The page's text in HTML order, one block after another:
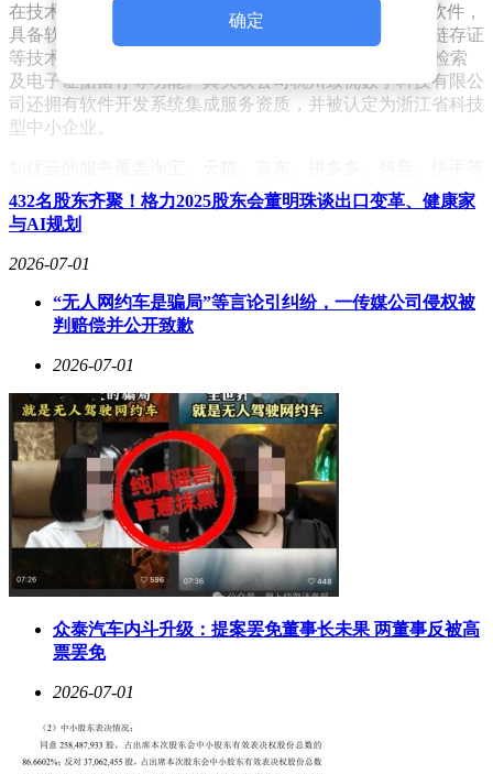
在技术工具方面，知优云自主研发了“知数擎”数据监控软件，
具备软件著作权。该软件通过大数据、图片识别、区块链存证
等技术，实现品牌铺货信息整理、价格监测、SKU数据检索
及电子证据留存等功能。其关联公司杭州致优数字科技有限公
司还拥有软件开发系统集成服务资质，并被认定为浙江省科技
型中小企业。
主流电商平台，提供从监测、沟通、固证到处理的全流程服
务，并可根据品牌需求定制方案。公开案例显示，该公司曾为
多个行业品牌提供渠道治理服务，涉及未授权信息排查、链接
处理、店铺规范管理及价格监测等内容，执行规模因项目而
在资质与合作方面，知优云拥有企业信用评价AAA级信用企
台具备知识产权投诉备案资质。该公司与公证及司法鉴定机构
合作，可开展电子存证工作。其服务模式以一站式为特点，整
合监测、沟通、固证、处理等环节，面向不同规模品牌提供定
制化方案。
对于品牌方而言，选择电商打假维权服务商时，可重点关注以
下方面：机构是否具备平台认可的正规资质；是否拥有自主监
测工具及数据处理能力；是否具备完善的律所、公证、取证等
合作资源；服务流程是否完整，响应与执行机制是否清晰。随
着知识产权保护意识的提升，规范线上经营环境已成为品牌方
的重要课题，选择合适的服务机构将为此提供有力支持。
确定
432名股东齐聚！格力2025股东会董明珠谈出口变革、健康家
与AI规划
2026-07-01
“无人网约车是骗局”等言论引纠纷，一传媒公司侵权被
判赔偿并公开致歉
2026-07-01
众泰汽车内斗升级：提案罢免董事长未果 两董事反被高
票罢免
2026-07-01